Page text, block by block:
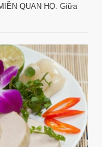
QUAN HỌ. Giữa